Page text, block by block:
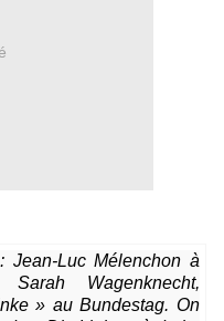
Jean-Luc Mélenchon à
Wagenknecht,
» au Bundestag. On